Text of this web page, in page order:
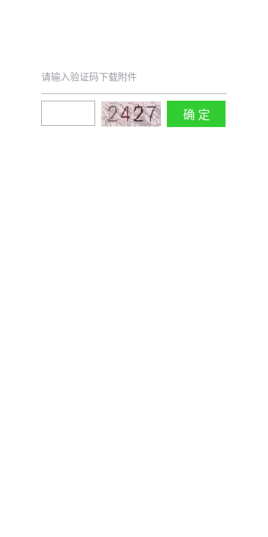
请输入验证码下载附件